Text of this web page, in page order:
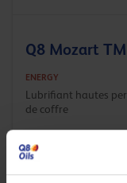
Q8 Mozart
ENERGY
Lubrifiant hautes
de coffre
Huile moteur